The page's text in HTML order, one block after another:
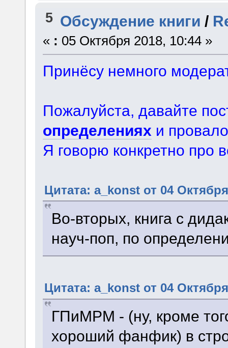
5 Обсуждение книги /
« : 05 Октября 2018, 10:44 »
Принёсу немного
Пожалуйста, давайте
определениях и
Я говорю конкретно про
Цитата: a_konst от 04
Во-вторых, книга с
науч-поп, по
Цитата: a_konst от 04
ГПиМРМ - (ну, кроме
хороший фанфик) в